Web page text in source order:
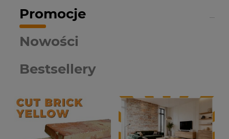
Promocje
Nowości
Bestsellery